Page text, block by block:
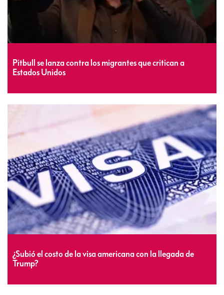
Pitbull se lanza contra los migrantes que critican a
Estados Unidos
¿Subió el costo de la visa americana con la llegada de
Trump?